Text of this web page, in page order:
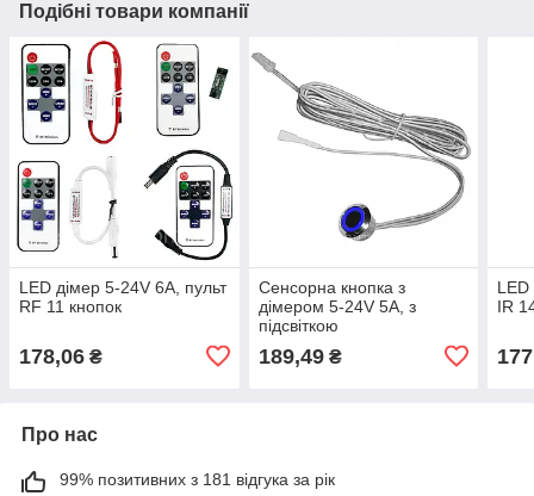
Подібні товари компанії
LED дімер 5-24V 6A, пульт
RF 11 кнопок
178,06 ₴
Сенсорна кнопка з
дімером 5-24V 5A, з
підсвіткою
189,49₴
LED
IR
Про нас
99% позитивних з 181 відгука за рік